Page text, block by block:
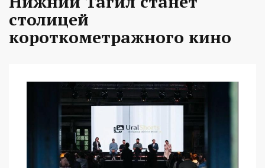
столицей
короткометражного кино